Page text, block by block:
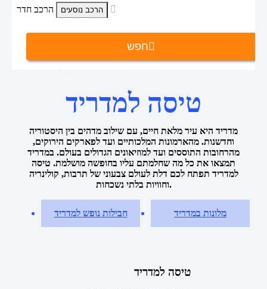
הרכב חדר
חפש
דף הבית טיסות זולות טיסות למדריד
טיסה למדריד
מדריד היא עיר מלאת חיים, עם שילוב מדהים בין היסטוריה
וחדשנות. מהארמונות המלכותיים ועד לפארקים הירוקים,
מהרחובות התוססים ועד למוזיאונים הגדולים בעולם. במדריד
תמצאו את כל מה שחלמתם עליו בחופשה מושלמת. טיסה
למדריד תפתח לכם דלת לעולם צבעוני של תרבות, קולינריה
וחוויות בלתי נשכחות.
חבילות נופש למדריד מלונות במדריד
טיסה למדריד